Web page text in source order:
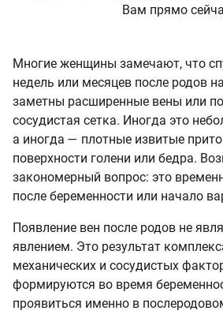
Многие женщины замечают, что
недель или месяцев после родов
заметны расширенные вены или
сосудистая сетка. Иногда это
а иногда — плотные извитые
поверхности голени или бедра.
закономерный вопрос: это
после беременности или начало
Появление вен после родов не
явлением. Это результат
механических и сосудистых
формируются во время
проявиться именно в
Вам прямо